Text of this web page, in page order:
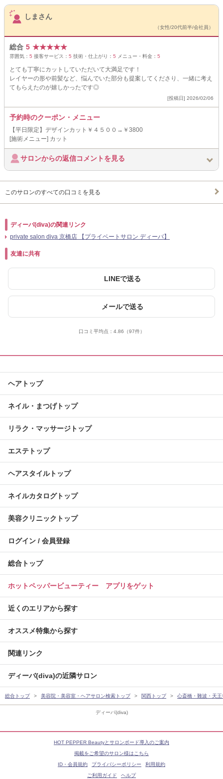
ディーバ(diva)
サロンPick Up
しまさん
（女性/20代前半/会社員）
総合 5 ★★★★★
雰囲気： 5 接客サービス： 5 技術・仕上がり： 5 メニュー・料金： 5
とても丁寧にカットしていただいて大満足です！
レイヤーの形や前髪など、悩んでいた部分も提案してくださり、一緒に考え
てもらえたのが嬉しかったです◎
[投稿日] 2026/02/06
予約時のクーポン・メニュー
【平日限定】デザインカット￥４５００→￥3800
[施術メニュー] カット
サロンからの返信コメントを見る
このサロンのすべての口コミを見る
ディーバ(diva)の関連リンク
private salon diva 京橋店 【プライベートサロン ディーバ】
友達に共有
LINEで送る
メールで送る
口コミ平均点： 4.86 （97件）
ヘアトップ
ネイル・まつげトップ
リラク・マッサージトップ
エステトップ
ヘアスタイルトップ
ネイルカタログトップ
美容クリニックトップ
ログイン / 会員登録
総合トップ
ホットペッパービューティー アプリをゲット
近くのエリアから探す
オススメ特集から探す
関連リンク
ディーバ(diva)の近隣サロン
総合トップ 美容院・美容室・ヘアサロン検索トップ 関西トップ 心斎橋・難波・天
HOT PEPPER Beautyとサロンボード導入のご案内
掲載をご希望のサロン様はこちら
ID・会員規約
プライバシーポリシー
利用規約
ご利用ガイド
ヘルプ